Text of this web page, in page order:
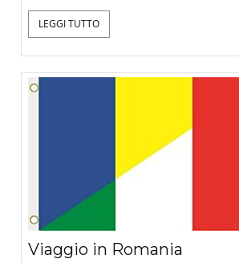
LEGGI TUTTO
Viaggio in Romania